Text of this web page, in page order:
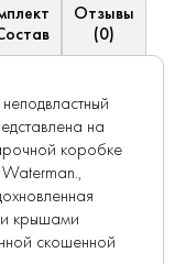
Отзывы
(0)
на
коробке
крышами
скошенной